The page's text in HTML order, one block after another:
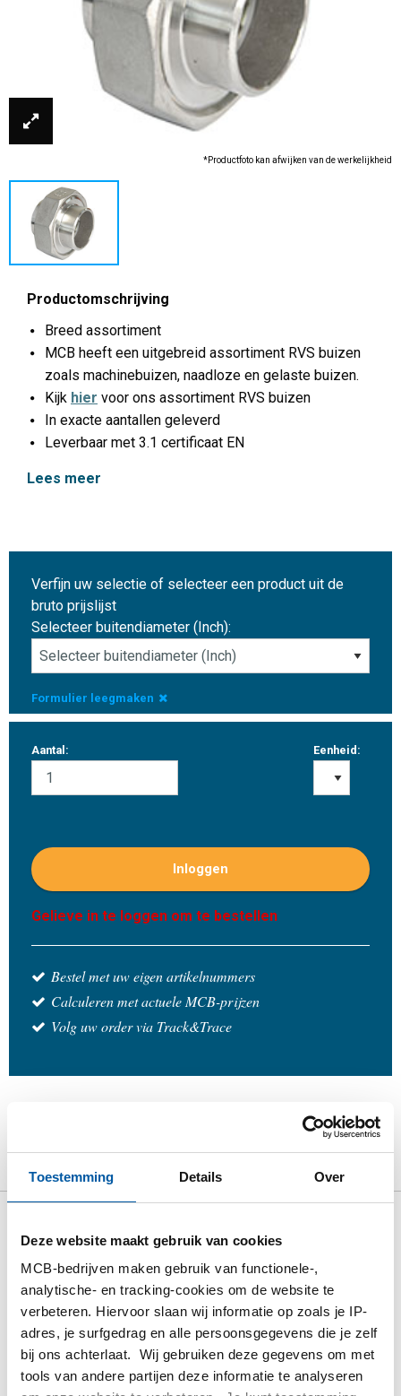
Toestemming Details Over
Deze website maakt gebruik van cookies
MCB-bedrijven maken gebruik van functionele-,
analytische- en tracking-cookies om de website te
verbeteren. Hiervoor slaan wij informatie op zoals je IP-
adres, je surfgedrag en alle persoonsgegevens die je zelf
bij ons achterlaat. Wij gebruiken deze gegevens om met
tools van andere partijen deze informatie te analyseren
*Productfoto kan afwijken van de werkelijkheid
Productomschrijving
Breed assortiment
MCB heeft een uitgebreid assortiment RVS buizen
zoals machinebuizen, naadloze en gelaste buizen.
Kijk hier voor ons assortiment RVS buizen
In exacte aantallen geleverd
Leverbaar met 3.1 certificaat EN
Lees meer
Verfijn uw selectie of selecteer een product uit de
bruto prijslijst
Selecteer buitendiameter (Inch):
Formulier leegmaken
Aantal: Eenheid:
Inloggen
Gelieve in te loggen om te bestellen
Bestel met uw eigen artikelnummers
Calculeren met actuele MCB-prijzen
Volg uw order via Track&Trace
Bruto prijslijst
Downloads Specificaties
Bruto prijslijst: Rvs 1.4408
laskoppeling 3-dl con BSP
LAS/LAS + PTFE
Prijzen in Euro per: 1 Stuks
Artikelnummer